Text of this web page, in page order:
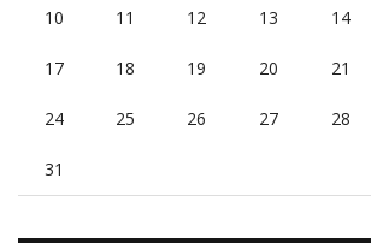
10 11 12 13 14
17 18 19 20 21
24 25 26 27 28
31